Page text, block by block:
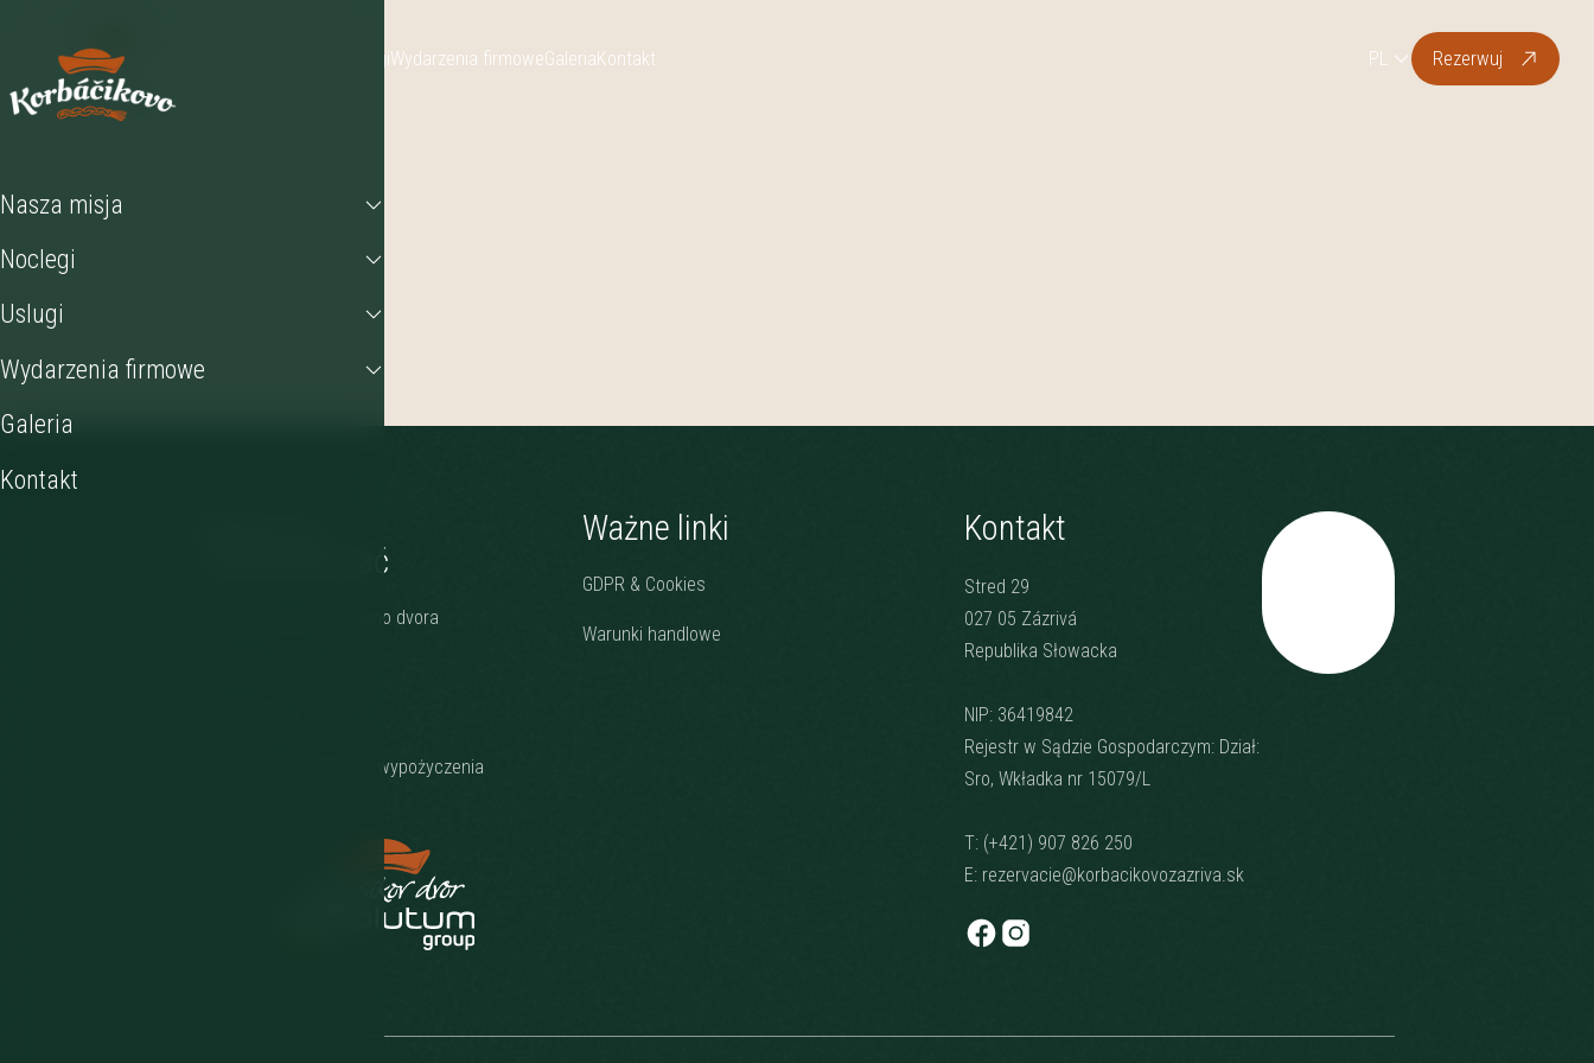
UslugiWydarzenia firmoweGaleriaKontakt PL Rezerwuj
Nasza misja
Noclegi
Uslugi
Wydarzenia firmowe
Galeria
Kontakt
zainteresować
Restauracja Jánošíkovho dvora
Rowery elektryczne do wypożyczenia
Ważne linki
GDPR & Cookies
Warunki handlowe
Kontakt
Stred 29
027 05 Zázrivá
Republika Słowacka
NIP: 36419842
Rejestr w Sądzie Gospodarczym: Dział:
Sro, Wkładka nr 15079/L
T: (+421) 907 826 250
E: rezervacie@korbacikovozazriva.sk